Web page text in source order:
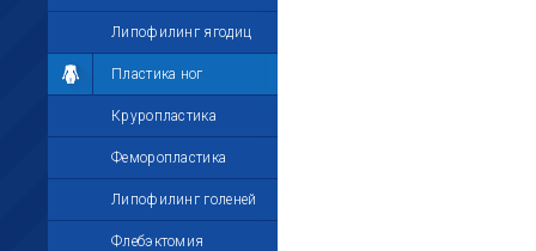
Липофилинг ягодиц
Пластика ног
Круропластика
Феморопластика
Липофилинг голеней
Флебэктомия